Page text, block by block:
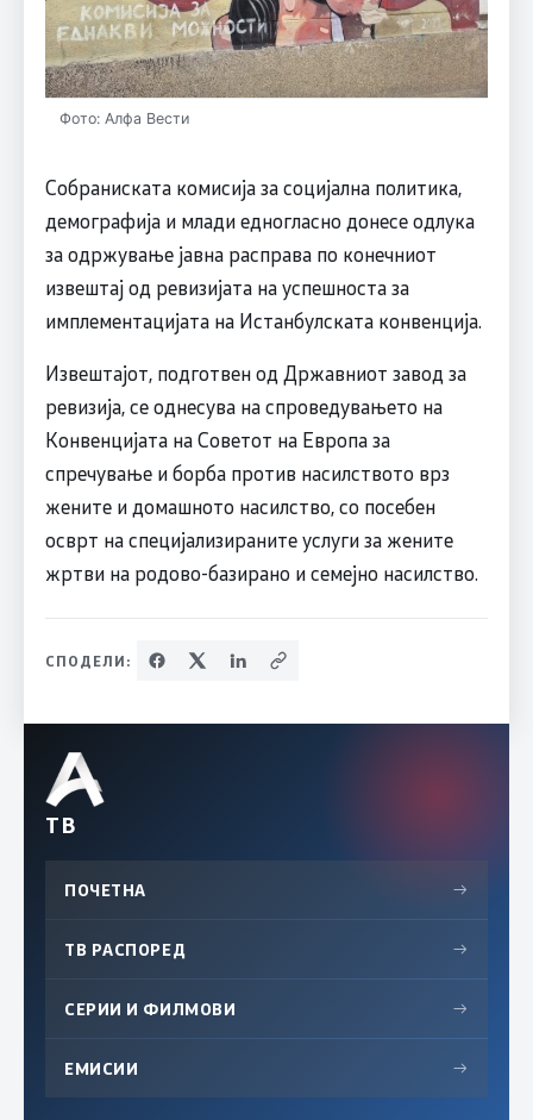
Фото: Алфа Вести
Собраниската комисија за социјална политика,
демографија и млади едногласно донесе одлука
за одржување јавна расправа по конечниот
извештај од ревизијата на успешноста за
имплементацијата на Истанбулската конвенција.
Извештајот, подготвен од Државниот завод за
ревизија, се однесува на спроведувањето на
Конвенцијата на Советот на Европа за
спречување и борба против насилството врз
жените и домашното насилство, со посебен
осврт на специјализираните услуги за жените
жртви на родово-базирано и семејно насилство.
СПОДЕЛИ:
ТВ
ПОЧЕТНА →
ТВ РАСПОРЕД →
СЕРИИ И ФИЛМОВИ →
ЕМИСИИ →